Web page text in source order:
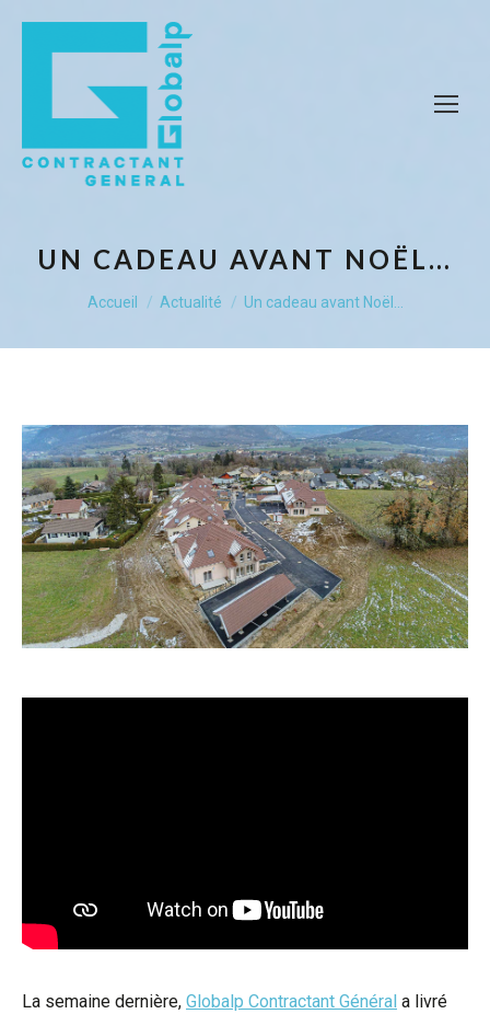
UN CADEAU AVANT NOËL…
Vous êtes ici :
Accueil Actualité Un cadeau avant Noël…
La semaine dernière, Globalp Contractant Général a livré